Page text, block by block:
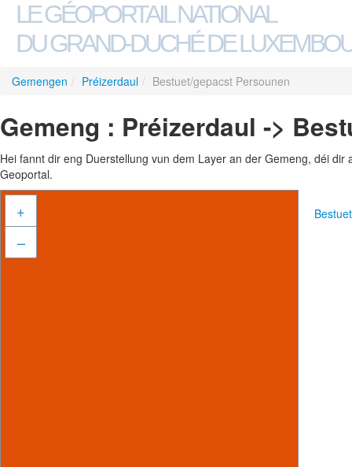
LE GÉOPORTAIL NATIONAL
DU GRAND-DUCHÉ DE
Gemengen / Préizerdaul / Bestuet/gepacst Persounen
Gemeng : Préizerdaul ->
Hei fannt dir eng Duerstellung vun dem Layer an der Gemeng, déi
Geoportal.
+
–